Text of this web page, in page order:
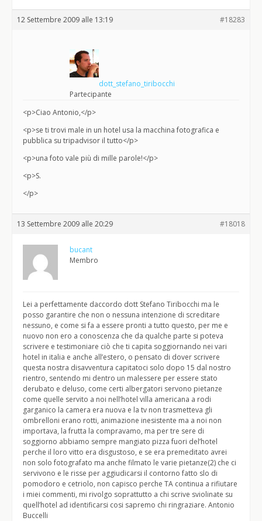
12 Settembre 2009 alle 13:19 #18283
dott_stefano_tiribocchi
Partecipante
<p>Ciao Antonio,</p>
<p>se ti trovi male in un hotel usa la macchina fotografica e
pubblica su tripadvisor il tutto</p>
<p>una foto vale più di mille parole!</p>
<p>S.
</p>
13 Settembre 2009 alle 20:29 #18018
bucant
Membro
Lei a perfettamente daccordo dott Stefano Tiribocchi ma le
posso garantire che non o nessuna intenzione di screditare
nessuno, e come si fa a essere pronti a tutto questo, per me e
nuovo non ero a conoscenza che da qualche parte si poteva
scrivere e testimoniare ciò che ti capita soggiornando nei vari
hotel in italia e anche all’estero, o pensato di dover scrivere
questa nostra disavventura capitatoci solo dopo 15 dal nostro
rientro, sentendo mi dentro un malessere per essere stato
derubato e deluso, come certi albergatori servono pietanze
come quelle servito a noi nell’hotel villa americana a rodi
garganico la camera era nuova e la tv non trasmetteva gli
ombrelloni erano rotti, animazione inesistente ma a noi non
importava, la frutta la compravamo, ma per tre sere di
soggiorno abbiamo sempre mangiato pizza fuori del’hotel
perche il loro vitto era disgustoso, e se era premeditato avrei
non solo fotografato ma anche filmato le varie pietanze(2) che ci
servivono e le risse per aggiudicarsi il contorno fatto slo di
pomodoro e cetriolo, non capisco perche TA continua a rifiutare
i miei commenti, mi rivolgo soprattutto a chi scrive sviolinate su
quell’hotel ad identificarsi cosi sapremo chi ringraziare. Antonio
Buccelli